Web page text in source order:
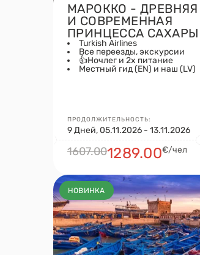
МАРОККО - ДРЕВНЯЯ
И СОВРЕМЕННАЯ
ПРИНЦЕССА САХАРЫ
Turkish Airlines
Все переезды, экскурсии
👍Ночлег и 2х питание
Местный гид (EN) и наш (LV)
ПРОДОЛЖИТЕЛЬНОСТЬ:
9 Дней, 05.11.2026 - 13.11.2026
1607.001289.00€/чел
НОВИНКА